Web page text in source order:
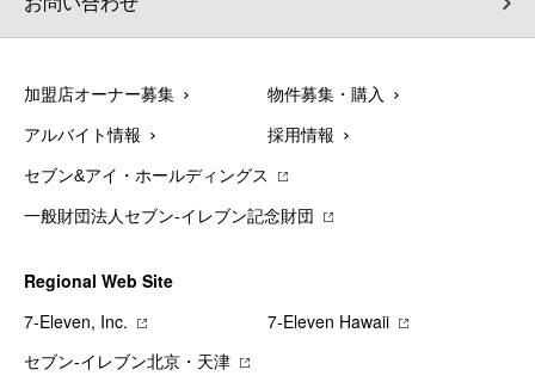
加盟店オーナー募集 物件募集・購入
アルバイト情報 採用情報
セブン&アイ・ホールディングス
一般財団法人セブン-イレブン記念財団
Regional Web Site
7‐Eleven, Inc.
7‐Eleven Hawaii
セブン‐イレブン北京・天津